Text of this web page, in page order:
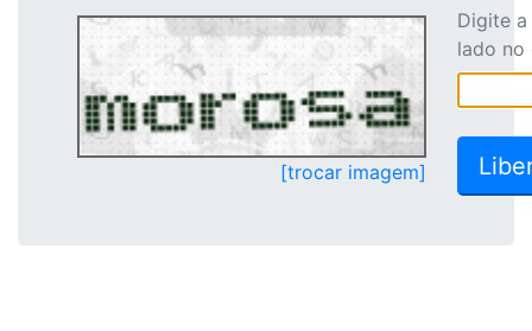
[trocar imagem]
Digite
lado no